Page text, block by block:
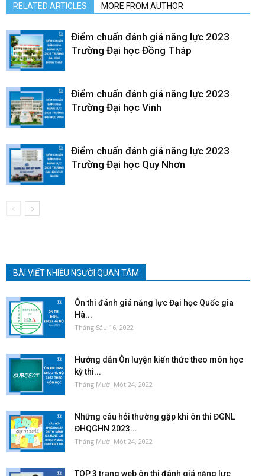
RELATED ARTICLES MORE FROM AUTHOR
Điểm chuẩn đánh giá năng lực 2023
Trường Đại học Đồng Tháp
Điểm chuẩn đánh giá năng lực 2023
Trường Đại học Vinh
Điểm chuẩn đánh giá năng lực 2023
Trường Đại học Quy Nhơn
BÀI VIẾT NHIỀU NGƯỜI QUAN TÂM
Ôn thi đánh giá năng lực Đại học Quốc gia
Hà...
Tháng Sáu 16, 2022
Hướng dẫn Ôn luyện kiến thức theo môn học
kỳ thi...
Tháng Mười Một 24, 2022
Những câu hỏi thường gặp khi ôn thi ĐGNL
ĐHQGHN 2023...
Tháng Mười Một 24, 2022
TOP 3 trang web ôn thi đánh giá năng lực